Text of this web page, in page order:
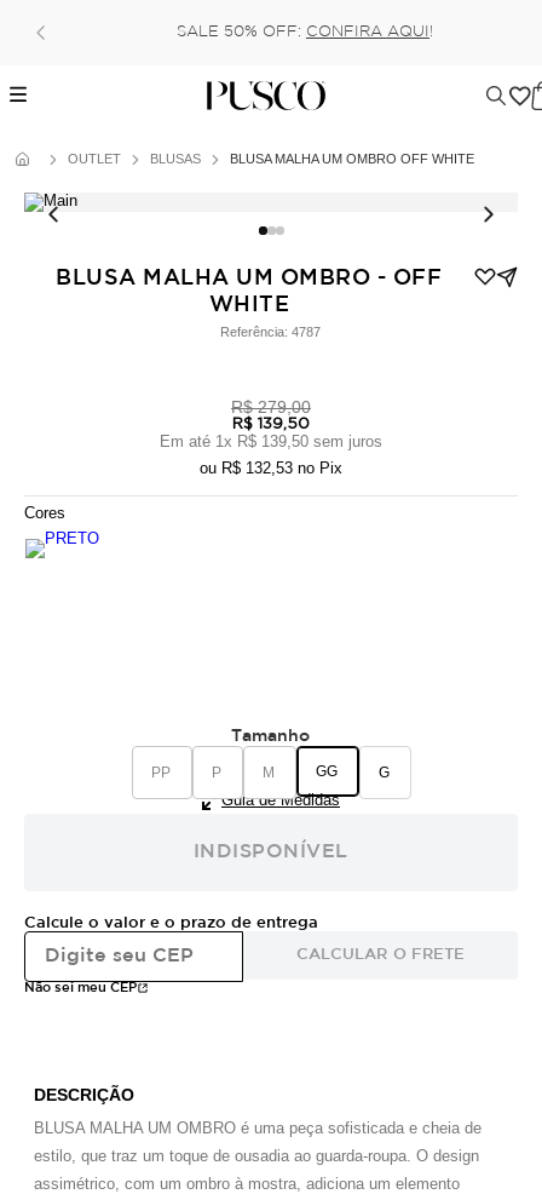
AQUI
Pague no pix com 5% de desconto, ou
6x (parcela mínima de 100
OUTLET BLUSAS BLUSA MALHA UM OMBRO OFF WHITE
BLUSA MALHA UM OMBRO - OFF
WHITE
Referência:4787
R$ 279,00
R$ 139,50
Em até 1x R$ 139,50 sem juros
ou R$ 132,53 no Pix
Cores
Tamanho
PP P M GG G
Guia de Medidas
INDISPONÍVEL
Calcule o valor e o prazo de entrega
CALCULAR O FRETE
Não sei meu CEP
DESCRIÇÃO
BLUSA MALHA UM OMBRO é uma peça sofisticada e cheia de
estilo, que traz um toque de ousadia ao guarda-roupa. O design
assimétrico, com um ombro à mostra, adiciona um elemento